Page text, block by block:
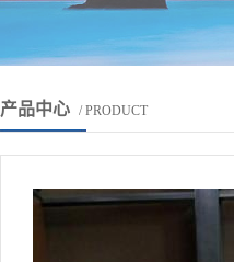
产品中心 / PRODUCT